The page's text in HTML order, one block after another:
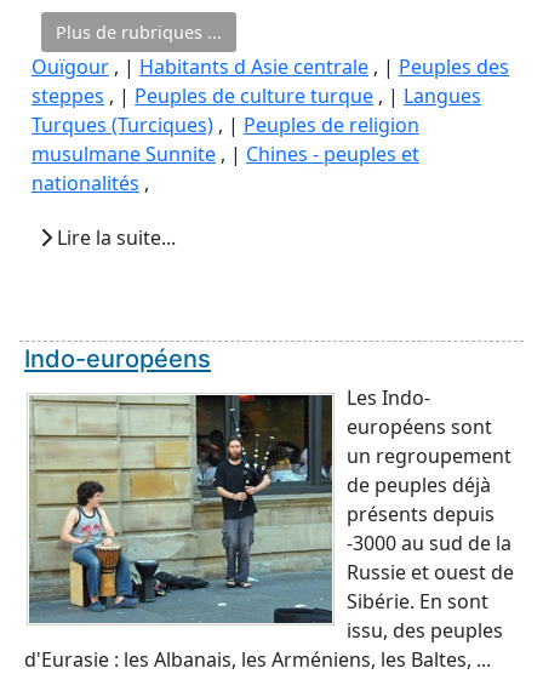
Plus de rubriques ...
Ouïgour , | Habitants d Asie centrale , | Peuples des
steppes , | Peuples de culture turque , | Langues
Turques (Turciques) , | Peuples de religion
musulmane Sunnite , | Chines - peuples et
nationalités ,
Lire la suite...
Indo-européens
Les Indo-
européens sont
un regroupement
de peuples déjà
présents depuis
-3000 au sud de la
Russie et ouest de
Sibérie. En sont
issu, des peuples
d'Eurasie : les Albanais, les Arméniens, les Baltes, ...